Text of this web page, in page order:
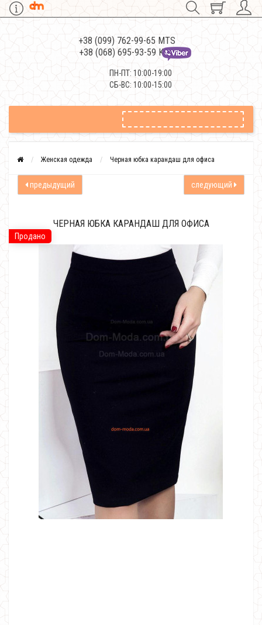
+38 (099) 762-99-65 MTS
+38 (068) 695-93-59 Kievstar
ПН-ПТ: 10:00-19:00
СБ-ВС: 10:00-15:00
Женская одежда Черная юбка карандаш для офиса
предыдущий следующий
Продано
ЧЕРНАЯ ЮБКА КАРАНДАШ ДЛЯ ОФИСА